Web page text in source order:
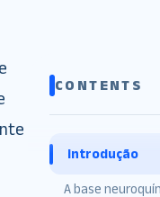
CONTENTS
Introdução
A base